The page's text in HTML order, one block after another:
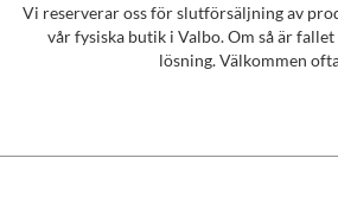
Vi reserverar oss för slutförsäljning av
vår fysiska butik i Valbo. Om så är fallet
lösning. Välkommen